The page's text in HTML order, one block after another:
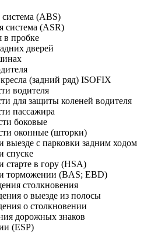
(ABS)
система (ASR)
в пробке
дверей
(задний ряд) ISOFIX
водителя
для защиты коленей водителя
пассажира
боковые
оконные (шторки)
с парковки задним ходом
спуске
в гору (HSA)
торможении (BAS; EBD)
столкновения
о выезде из полосы
о столкновении
дорожных знаков
(ESP)